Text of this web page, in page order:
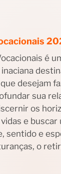
é
desejam
sua
os
e buscar
sentido e
o